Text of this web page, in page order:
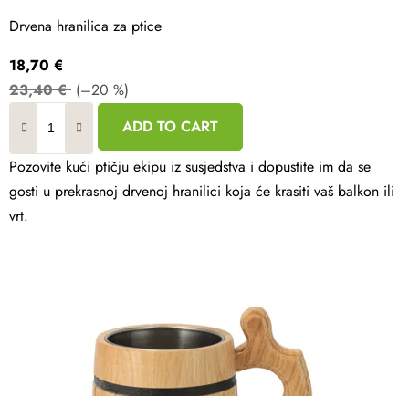
Drvena hranilica za ptice
18,70 €
23,40 € (–20 %)
ADD TO CART
Pozovite kući ptičju ekipu iz susjedstva i dopustite im da se
gosti u prekrasnoj drvenoj hranilici koja će krasiti vaš balkon ili
vrt.